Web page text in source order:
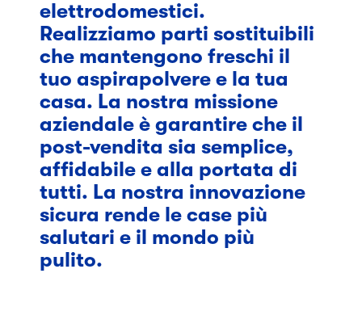
elettrodomestici.
Realizziamo parti sostituibili
che mantengono freschi il
tuo aspirapolvere e la tua
casa. La nostra missione
aziendale è garantire che il
post-vendita sia semplice,
affidabile e alla portata di
tutti. La nostra innovazione
sicura rende le case più
salutari e il mondo più
pulito.